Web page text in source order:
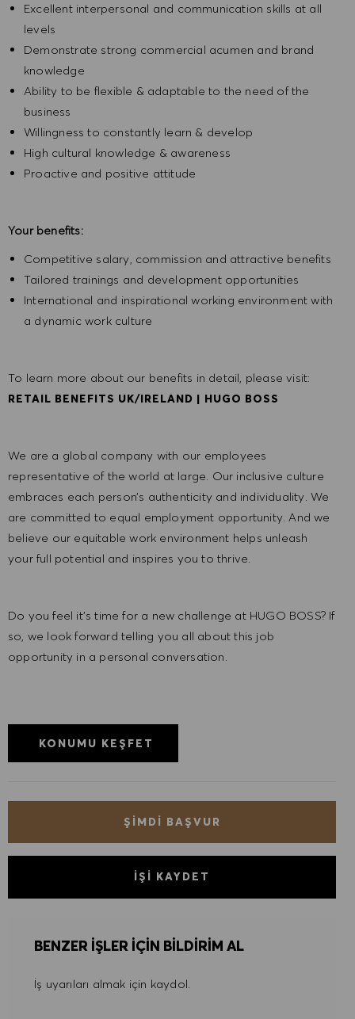
Excellent interpersonal and communication skills at all
levels
Demonstrate strong commercial acumen and brand
knowledge
Ability to be flexible & adaptable to the need of the
business
Willingness to constantly learn & develop
High cultural knowledge & awareness
Proactive and positive attitude
Your benefits:
Competitive salary, commission and attractive benefits
Tailored trainings and development opportunities
International and inspirational working environment with
a dynamic work culture
To learn more about our benefits in detail, please visit:
RETAIL BENEFITS UK/IRELAND | HUGO BOSS
We are a global company with our employees
representative of the world at large. Our inclusive culture
embraces each person’s authenticity and individuality. We
are committed to equal employment opportunity. And we
believe our equitable work environment helps unleash
your full potential and inspires you to thrive.
Do you feel it’s time for a new challenge at HUGO BOSS? If
so, we look forward telling you all about this job
opportunity in a personal conversation.
KONUMU KEŞFET
ŞIMDI BAŞVUR
İŞI KAYDET
BENZER IŞLER IÇIN BILDIRIM AL
İş uyarıları almak için kaydol.